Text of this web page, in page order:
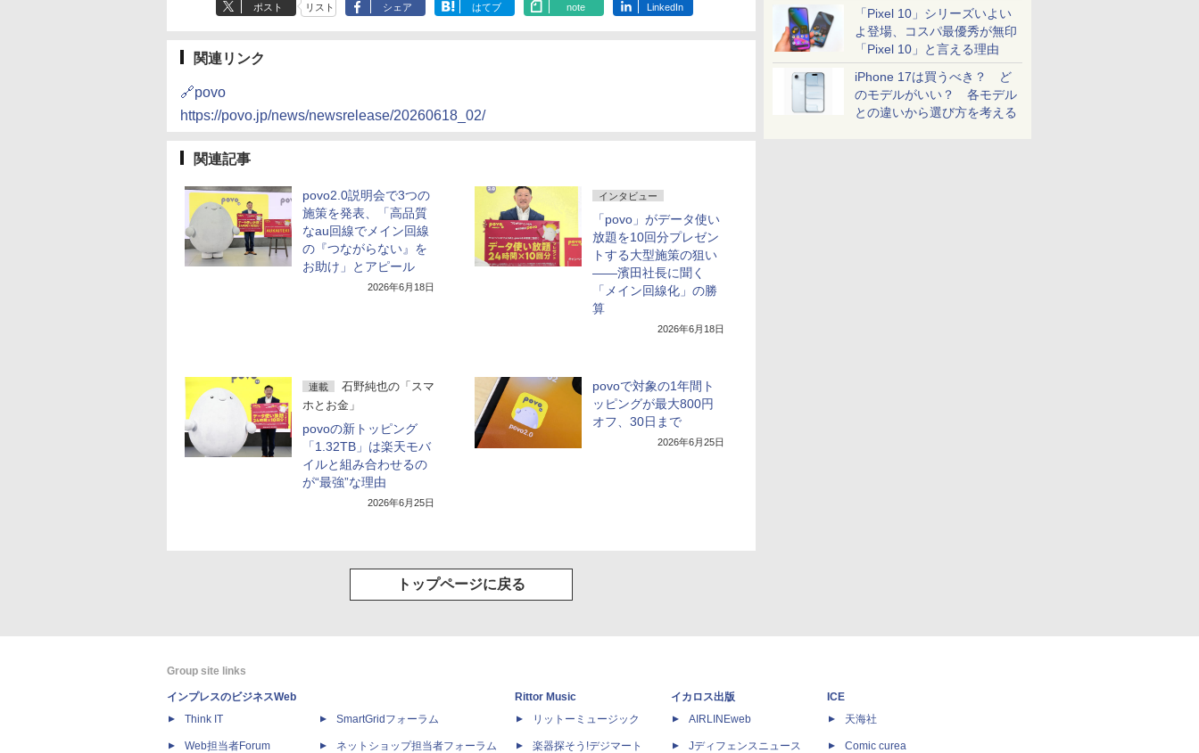
「Pixel 10」シリーズいよい
よ登場、コスパ最優秀が無印
「Pixel 10」と言える理由
iPhone 17は買うべき？ ど
のモデルがいい？ 各モデル
との違いから選び方を考える
ポスト リスト シェア はてブ note LinkedIn
関連リンク
🔗povo
https://povo.jp/news/newsrelease/20260618_02/
関連記事
povo2.0説明会で3つの
施策を発表、「高品質
なau回線でメイン回線
の『つながらない』を
お助け」とアピール
2026年6月18日
インタビュー
「povo」がデータ使い
放題を10回分プレゼン
トする大型施策の狙い
——濱田社長に聞く
「メイン回線化」の勝
算
2026年6月18日
連載
石野純也の「スマ
ホとお金」
povoの新トッピング
「1.32TB」は楽天モバ
イルと組み合わせるの
が“最強”な理由
2026年6月25日
povoで対象の1年間ト
ッピングが最大800円
オフ、30日まで
2026年6月25日
トップページに戻る
Group site links
インプレスのビジネスWeb
Think IT
Web担当者Forum
SmartGridフォーラム
ネットショップ担当者フォーラム
Rittor Music
リットーミュージック
楽器探そう!デジマート
イカロス出版
AIRLINEweb
Jディフェンスニュース
ICE
天海社
Comic curea